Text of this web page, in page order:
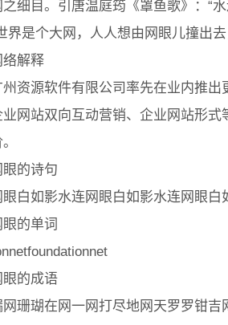
细目。引唐温庭筠《罩鱼歌》：“
界是个大网，人人想由网眼儿撞出
络解释
州资源软件有限公司率先在业内推
业网站双向互动营销、企业网站形
眼的诗句
眼白如影水连网眼白如影水连网眼白
的单词
眼的成语
网珊瑚在网一网打尽地网天罗罗钳